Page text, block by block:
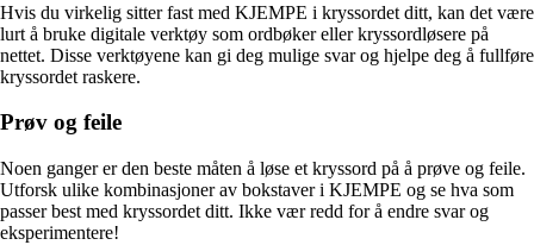
Hvis du virkelig sitter fast med KJEMPE i kryssordet ditt, kan det være
lurt å bruke digitale verktøy som ordbøker eller kryssordløsere på
nettet. Disse verktøyene kan gi deg mulige svar og hjelpe deg å fullføre
kryssordet raskere.
Prøv og feile
Noen ganger er den beste måten å løse et kryssord på å prøve og feile.
Utforsk ulike kombinasjoner av bokstaver i KJEMPE og se hva som
passer best med kryssordet ditt. Ikke vær redd for å endre svar og
eksperimentere!